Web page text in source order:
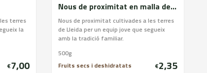
terres
la
€7,00
Nous de proximitat en malla de 500g
Nous de proximitat cultivades a les terres
de Lleida per un equip jove que segueix
amb la tradició familiar.
500g
Fruits secs i deshidratats
€2,35